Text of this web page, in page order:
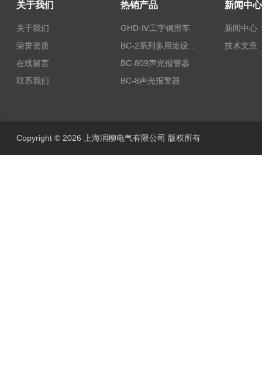
关于我们
关于我们
荣誉资质
在线留言
联系我们
热销产品
GHD-Ⅳ工字钢滑车
BC-809声光报警器
BC-8声光报警器
新闻中心
新闻中心
技术文章
Copyright © 2026 上海润柳电气有限公司 版权所有